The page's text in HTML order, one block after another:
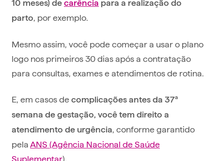
10 meses) de carência para a realização do
parto, por exemplo.
Mesmo assim, você pode começar a usar o plano
logo nos primeiros 30 dias após a contratação
para consultas, exames e atendimentos de rotina.
E, em casos de complicações antes da 37ª
semana de gestação, você tem direito a
atendimento de urgência, conforme garantido
pelaANS (Agência Nacional de Saúde
Suplementar).